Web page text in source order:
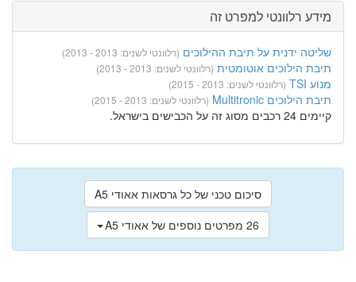
מידע רלוונטי למפרט זה
שליטה ידנית על תיבת ההילוכים (רלוונטי לשנים: 2013 - 2013)
תיבת הילוכים אוטומטית (רלוונטי לשנים: 2013 - 2013)
מנוע TSI (רלוונטי לשנים: 2013 - 2015)
תיבת הילוכים Multitronic (רלוונטי לשנים: 2013 - 2015)
קיימים 24 רכבים מסוג זה על הכבישים בישראל.
סיכום טכני של כל גרסאות אאודי A5
26 מפרטים נוספים של אאודי A5